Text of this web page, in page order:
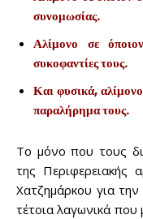
συνομωσίας.
Αλίμονο σε
συκοφαντίες τους.
Και φυσικά,
παραλήρημα τους.
Το μόνο που τους
της Περιφερειακής
Χατζημάρκου για
τέτοια λαγωνικά που